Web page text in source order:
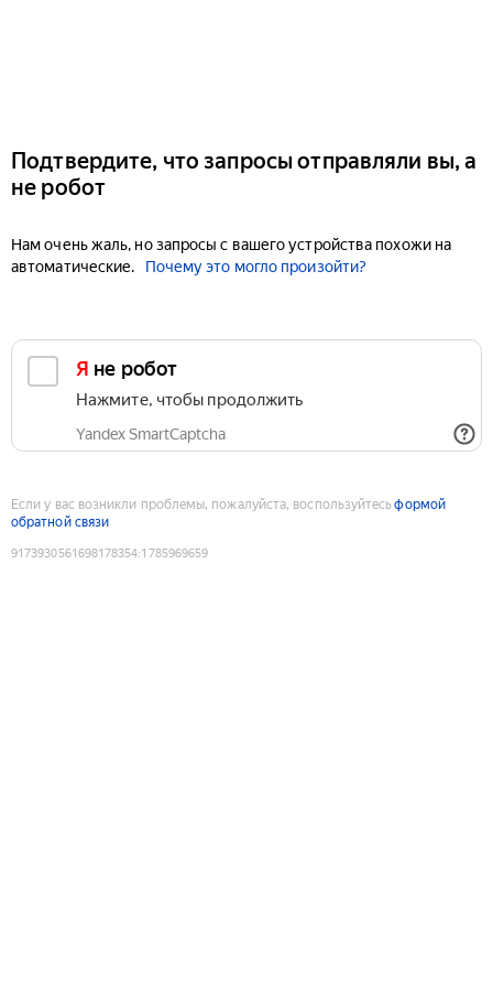
Подтвердите, что запросы отправляли вы, а
не робот
Нам очень жаль, но запросы с вашего устройства похожи на
автоматические.
Почему это могло произойти?
Я не робот
Нажмите, чтобы продолжить
Yandex SmartCaptcha
Если у вас возникли проблемы, пожалуйста, воспользуйтесьформой
обратной связи
9173930561698178354:1785969659